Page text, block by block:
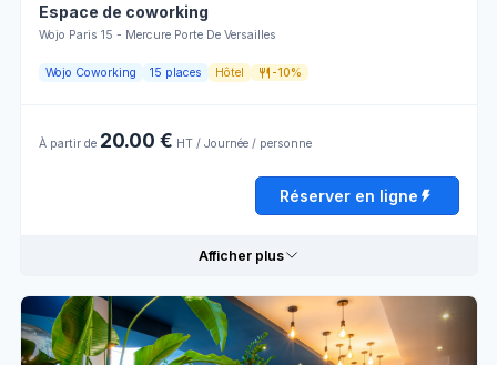
Prises
10:00 - 14:00 14:00 - 19:00
10:00 - 14:00
Jeudi 10:00 - 14:00 14:00 - 19:00
Espace de coworking
Wojo Paris 15 - Mercure Porte De Versailles
Wojo Coworking 15 places Hôtel -10%
À partir de 20.00 € HT / Journée / personne
Réserver en ligne
Afficher plus